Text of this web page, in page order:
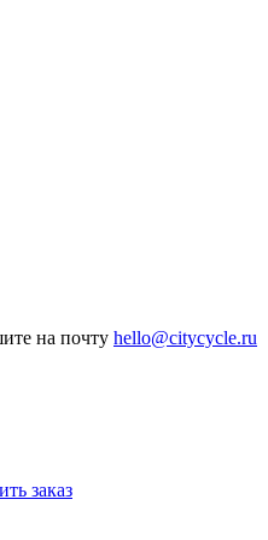
на почту hello@citycycle.ru
заказ